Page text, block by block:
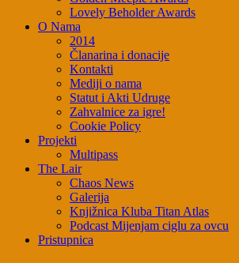
Lovely Beholder Awards
O Nama
2014
Članarina i donacije
Kontakti
Mediji o nama
Statut i Akti Udruge
Zahvalnice za igre!
Cookie Policy
Projekti
Multipass
The Lair
Chaos News
Galerija
Knjižnica Kluba Titan Atlas
Podcast Mijenjam ciglu za ovcu
Pristupnica